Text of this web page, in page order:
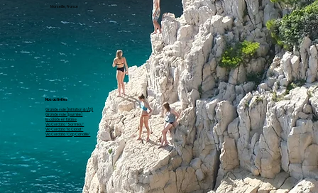
Marseille, France
Nos activités
Grande voie (initiation & 1/2j)
Grande voie (journée)
Escalade en falaise
Via Cordata "Sormiou"
Via Cordata "la Ciotat"
Via Cordata "Cap Canaille"